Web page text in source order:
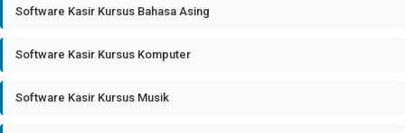
Software Kasir Kursus Bahasa Asing
Software Kasir Kursus Komputer
Software Kasir Kursus Musik